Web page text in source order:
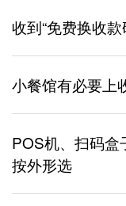
收到“免费换收
小餐馆有必要上
POS机、扫码盒
按外形选